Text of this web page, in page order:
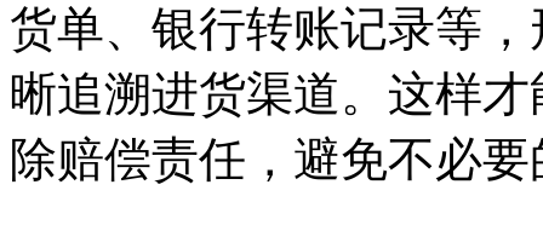
货单、银行转账记录等
晰追溯进货渠道。这样
除赔偿责任，避免不必